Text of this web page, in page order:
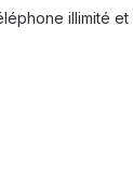
illimité